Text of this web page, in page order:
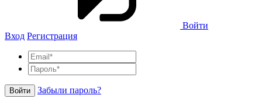
Войти
Вход Регистрация
Войти Забыли пароль?